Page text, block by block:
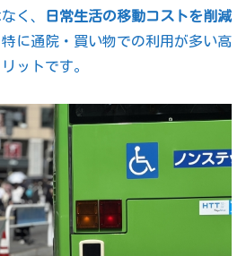
く、
日常生活の移動コストを削減
に通院・買い物での利用が多い高
ットです。